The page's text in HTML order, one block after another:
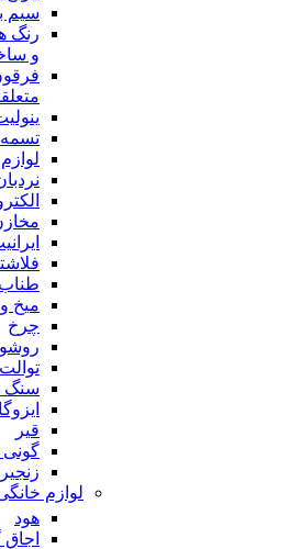
سیم
رنگ
و
تسمه
طناب
میخ
چرخ
سنگ
قیر
گونی
زنجیر
لوازم
هود
اجاق